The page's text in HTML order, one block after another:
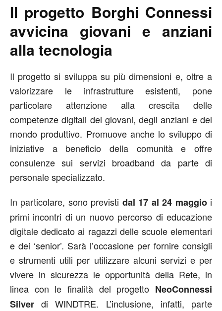
Il progetto Borghi Connessi
avvicina giovani e anziani
alla tecnologia
Il progetto si sviluppa su più dimensioni e, oltre a
valorizzare le infrastrutture esistenti, pone
particolare attenzione alla crescita delle
competenze digitali dei giovani, degli anziani e del
mondo produttivo. Promuove anche lo sviluppo di
iniziative a beneficio della comunità e offre
consulenze sui servizi broadband da parte di
personale specializzato.
In particolare, sono previsti dal 17 al 24 maggioi
primi incontri di un nuovo percorso di educazione
digitale dedicato ai ragazzi delle scuole elementari
e dei ‘senior’. Sarà l’occasione per fornire consigli
e strumenti utili per utilizzare alcuni servizi e per
vivere in sicurezza le opportunità della Rete, in
linea con le finalità del progetto NeoConnessi
Silverdi WINDTRE. L’inclusione, infatti, parte